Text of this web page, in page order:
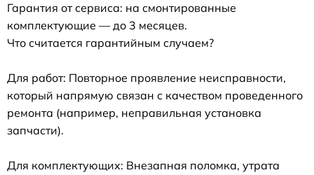
Гарантия от сервиса: на смонтированные
комплектующие — до 3 месяцев.
Что считается гарантийным случаем?
Для работ: Повторное проявление неисправности,
который напрямую связан с качеством проведенного
ремонта (например, неправильная установка
запчасти).
Для комплектующих: Внезапная поломка, утрата